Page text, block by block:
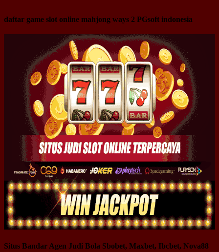
daftar game slot online mahjong ways 2 PGsoft indonesia
Situs Bandar Agen Judi Bola Sbobet, Maxbet, Ibcbet, Nova88